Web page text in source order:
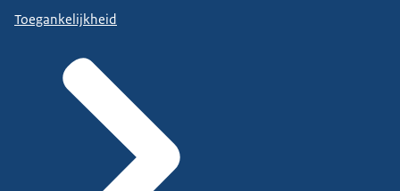
Toegankelijkheid